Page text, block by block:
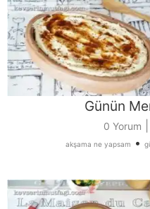
Günün
0 Yorum
akşama ne yapsam •